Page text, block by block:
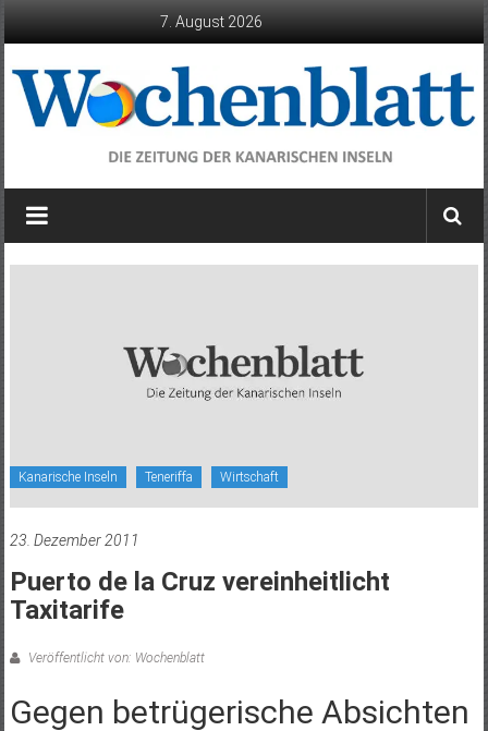
7. August 2026
Wochenblatt
die
Kanarische Inseln Teneriffa Wirtschaft
23. Dezember 2011
Puerto de la Cruz vereinheitlicht
Taxitarife
Veröffentlicht von: Wochenblatt
Gegen betrügerische Absichten